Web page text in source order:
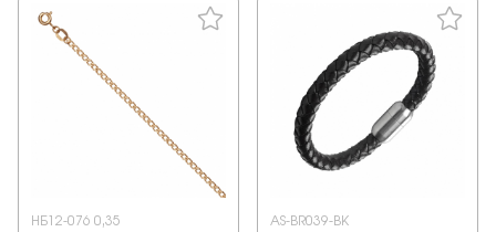
НБ12-076 0,35 AS-BR039-BK